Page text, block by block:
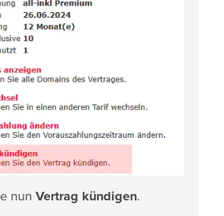
nun Vertrag kündigen.